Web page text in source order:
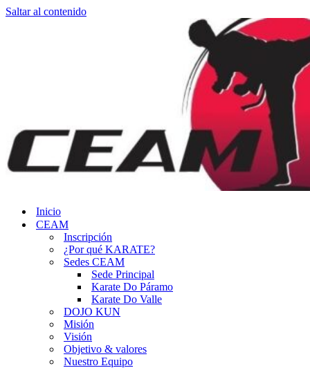
Saltar al contenido
Inicio
CEAM
Inscripción
¿Por qué KARATE?
Sedes CEAM
Sede Principal
Karate Do Páramo
Karate Do Valle
DOJO KUN
Misión
Visión
Objetivo & valores
Nuestro Equipo